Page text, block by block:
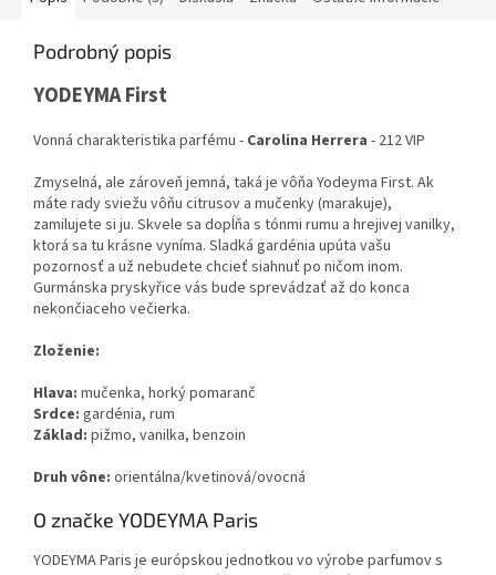
Podrobný popis
YODEYMA First
Vonná charakteristika parfému - Carolina Herrera - 212 VIP
Zmyselná, ale zároveň jemná, taká je vôňa Yodeyma First. Ak
máte rady sviežu vôňu citrusov a mučenky (marakuje),
zamilujete si ju. Skvele sa dopĺňa s tónmi rumu a hrejivej vanilky,
ktorá sa tu krásne vyníma. Sladká gardénia upúta vašu
pozornosť a už nebudete chcieť siahnuť po ničom inom.
Gurmánska pryskyřice vás bude sprevádzať až do konca
nekončiaceho večierka.
Zloženie:
Hlava: mučenka, horký pomaranč
Srdce: gardénia, rum
Základ: pižmo, vanilka, benzoin
Druh vône: orientálna/kvetinová/ovocná
O značke YODEYMA Paris
YODEYMA Paris je európskou jednotkou vo výrobe parfumov s